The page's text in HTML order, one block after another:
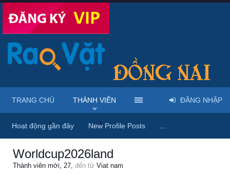
Trang chủ Thành viên Worldcup2026land
Worldcup2026land
Thành viên mới, 27, đến từ Viat nam
TRANG CHỦ THÀNH VIÊN
Hoạt động gần đây New Profile Posts
ĐĂNG NHẬP